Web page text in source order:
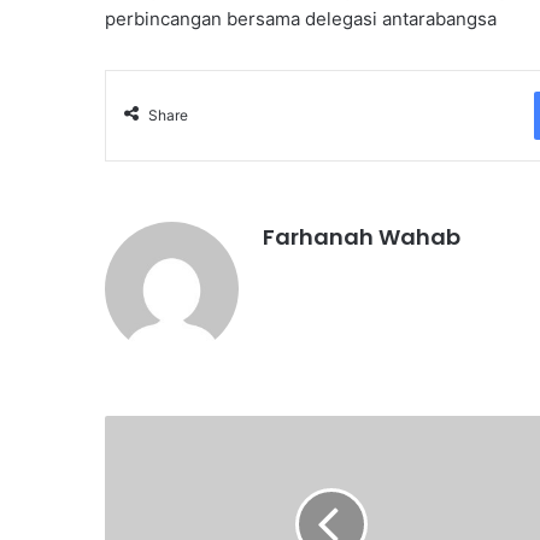
perbincangan bersama delegasi antarabangsa
Share
Farhanah Wahab